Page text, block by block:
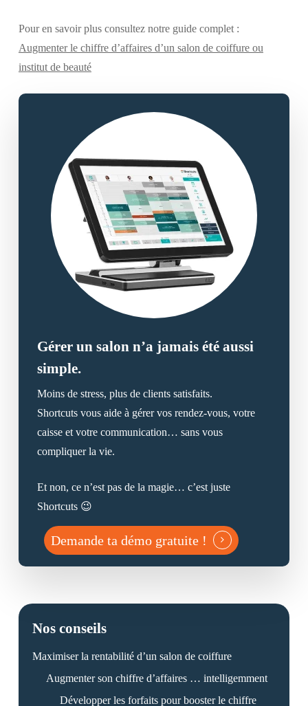
Pour en savoir plus consultez notre guide complet :
Augmenter le chiffre d’affaires d’un salon de coiffure ou
institut de beauté
Gérer un salon n’a jamais été aussi
simple.
Moins de stress, plus de clients satisfaits.
Shortcuts vous aide à gérer vos rendez-vous, votre
caisse et votre communication… sans vous
compliquer la vie.
Et non, ce n’est pas de la magie… c’est juste
Shortcuts 😉
Demande ta démo gratuite !
Nos conseils
Maximiser la rentabilité d’un salon de coiffure
Augmenter son chiffre d’affaires … intelligemment
Développer les forfaits pour booster le chiffre